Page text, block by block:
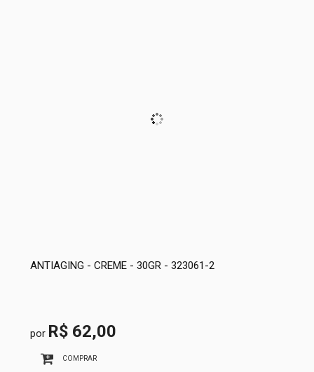
ANTIAGING - CREME - 30GR - 323061-2
por R$ 62,00
COMPRAR